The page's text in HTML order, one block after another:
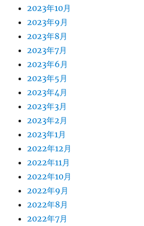
2023年10月
2023年9月
2023年8月
2023年7月
2023年6月
2023年5月
2023年4月
2023年3月
2023年2月
2023年1月
2022年12月
2022年11月
2022年10月
2022年9月
2022年8月
2022年7月